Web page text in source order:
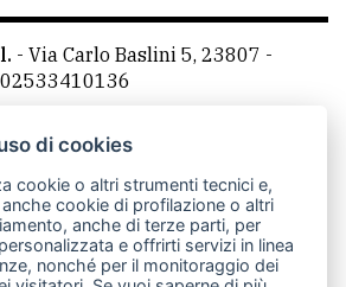
- Via Carlo Baslini 5, 23807 -
02533410136
CasateOnline
RSS
policy
di cookies
cookie o altri strumenti tecnici e,
cookie di profilazione o altri
anche di terze parti, per
e offrirti servizi in linea
nonché per il monitoraggio dei